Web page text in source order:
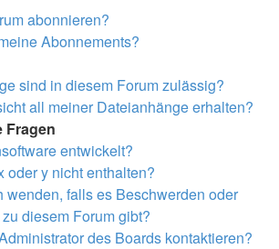
abonnieren?
Abonnements?
sind in diesem Forum zulässig?
all meiner Dateianhänge erhalten?
Fragen
entwickelt?
oder y nicht enthalten?
wenden, falls es Beschwerden oder
diesem Forum gibt?
des Boards kontaktieren?